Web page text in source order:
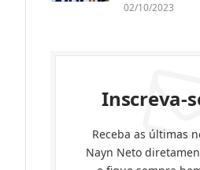
02/10/2023
Inscreva-
Receba as últimas
Nayn Neto